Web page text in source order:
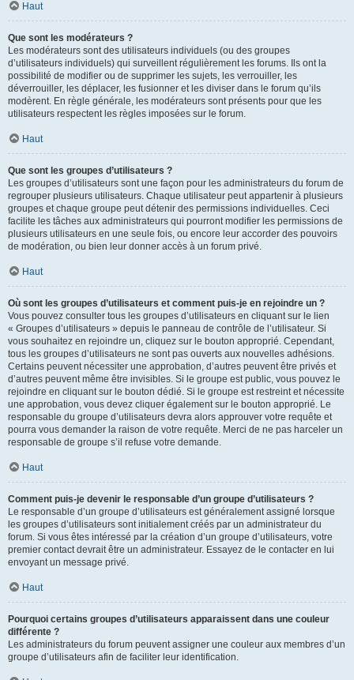
Haut
Que sont les modérateurs ?
Les modérateurs sont des utilisateurs individuels (ou des groupes
d’utilisateurs individuels) qui surveillent régulièrement les forums. Ils ont la
possibilité de modifier ou de supprimer les sujets, les verrouiller, les
déverrouiller, les déplacer, les fusionner et les diviser dans le forum qu’ils
modèrent. En règle générale, les modérateurs sont présents pour que les
utilisateurs respectent les règles imposées sur le forum.
Haut
Que sont les groupes d’utilisateurs ?
Les groupes d’utilisateurs sont une façon pour les administrateurs du forum de
regrouper plusieurs utilisateurs. Chaque utilisateur peut appartenir à plusieurs
groupes et chaque groupe peut détenir des permissions individuelles. Ceci
facilite les tâches aux administrateurs qui pourront modifier les permissions de
plusieurs utilisateurs en une seule fois, ou encore leur accorder des pouvoirs
de modération, ou bien leur donner accès à un forum privé.
Haut
Où sont les groupes d’utilisateurs et comment puis-je en rejoindre un ?
Vous pouvez consulter tous les groupes d’utilisateurs en cliquant sur le lien
« Groupes d’utilisateurs » depuis le panneau de contrôle de l’utilisateur. Si
vous souhaitez en rejoindre un, cliquez sur le bouton approprié. Cependant,
tous les groupes d’utilisateurs ne sont pas ouverts aux nouvelles adhésions.
Certains peuvent nécessiter une approbation, d’autres peuvent être privés et
d’autres peuvent même être invisibles. Si le groupe est public, vous pouvez le
rejoindre en cliquant sur le bouton dédié. Si le groupe est restreint et nécessite
une approbation, vous devez cliquer également sur le bouton approprié. Le
responsable du groupe d’utilisateurs devra alors approuver votre requête et
pourra vous demander la raison de votre requête. Merci de ne pas harceler un
responsable de groupe s’il refuse votre demande.
Haut
Comment puis-je devenir le responsable d’un groupe d’utilisateurs ?
Le responsable d’un groupe d’utilisateurs est généralement assigné lorsque
les groupes d’utilisateurs sont initialement créés par un administrateur du
forum. Si vous êtes intéressé par la création d’un groupe d’utilisateurs, votre
premier contact devrait être un administrateur. Essayez de le contacter en lui
envoyant un message privé.
Haut
Pourquoi certains groupes d’utilisateurs apparaissent dans une couleur
différente ?
Les administrateurs du forum peuvent assigner une couleur aux membres d’un
groupe d’utilisateurs afin de faciliter leur identification.